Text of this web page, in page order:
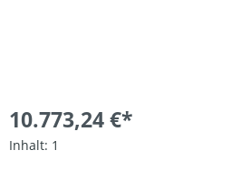
10.773,24 €*
Inhalt: 1